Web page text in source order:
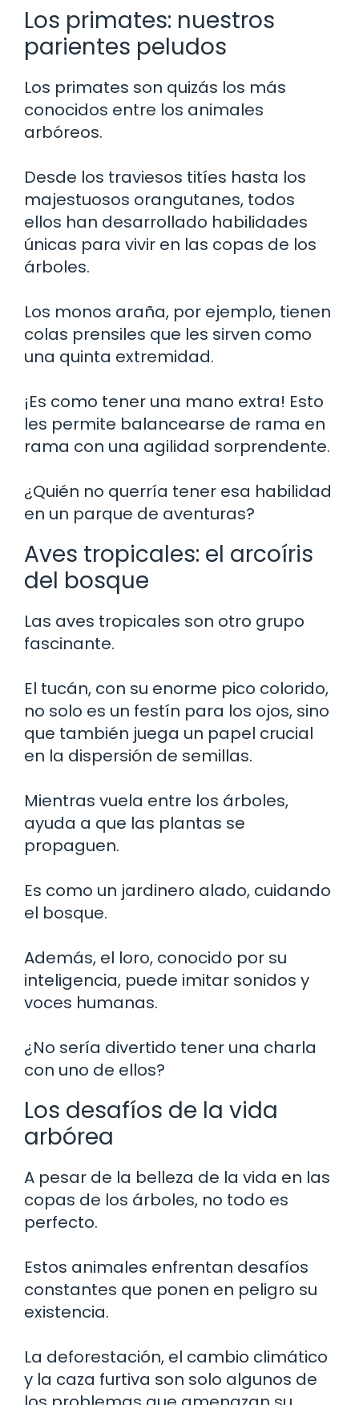
Los primates: nuestros
parientes peludos
Los primates son quizás los más
conocidos entre los animales
arbóreos.
Desde los traviesos titíes hasta los
majestuosos orangutanes, todos
ellos han desarrollado habilidades
únicas para vivir en las copas de los
árboles.
Los monos araña, por ejemplo, tienen
colas prensiles que les sirven como
una quinta extremidad.
¡Es como tener una mano extra! Esto
les permite balancearse de rama en
rama con una agilidad sorprendente.
¿Quién no querría tener esa habilidad
en un parque de aventuras?
Aves tropicales: el arcoíris
del bosque
Las aves tropicales son otro grupo
fascinante.
El tucán, con su enorme pico colorido,
no solo es un festín para los ojos, sino
que también juega un papel crucial
en la dispersión de semillas.
Mientras vuela entre los árboles,
ayuda a que las plantas se
propaguen.
Es como un jardinero alado, cuidando
el bosque.
Además, el loro, conocido por su
inteligencia, puede imitar sonidos y
voces humanas.
¿No sería divertido tener una charla
con uno de ellos?
Los desafíos de la vida
arbórea
A pesar de la belleza de la vida en las
copas de los árboles, no todo es
perfecto.
Estos animales enfrentan desafíos
constantes que ponen en peligro su
existencia.
La deforestación, el cambio climático
y la caza furtiva son solo algunos de